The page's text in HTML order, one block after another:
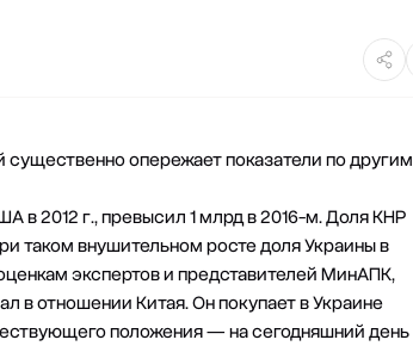
существенно опережает показатели по другим
в 2012 г., превысил 1 млрд в 2016-м. Доля КНР
таком внушительном росте доля Украины в
экспертов и представителей МинАПК,
в отношении Китая. Он покупает в Украине
положения — на сегодняшний день